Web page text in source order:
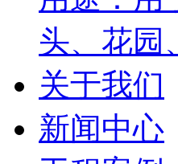
头、花园
关于我们
新闻中心